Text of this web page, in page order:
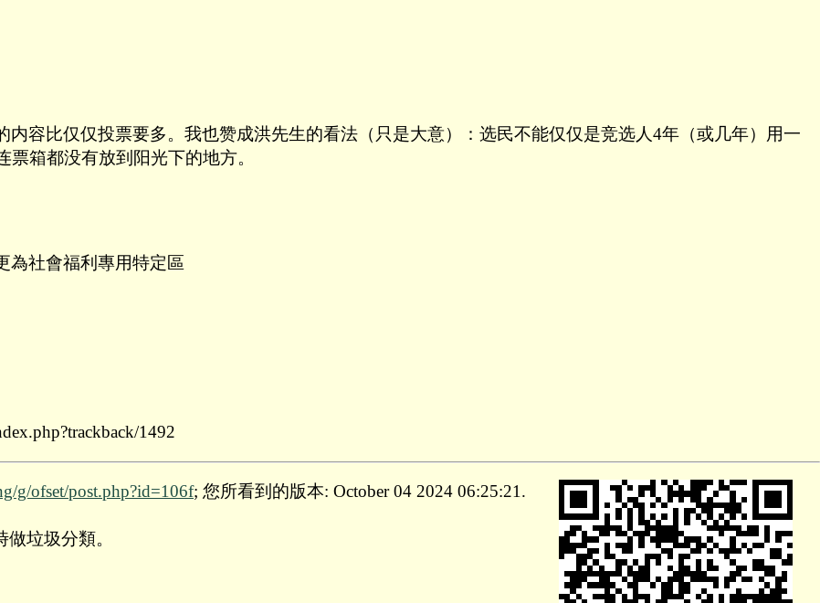
容比仅仅投票要多。我也赞成洪先生的看法（只是大意）：选民不能仅仅是竞选人4年（或几年）用一
箱都没有放到阳光下的地方。
為社會福利專用特定區
1492
g/ofset/post.php?id=106f; 您所看到的版本: October 04 2024 06:25:21.
垃圾分類。